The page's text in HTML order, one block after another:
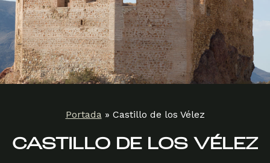
Portada» Castillo de los Vélez
CASTILLO DE LOS VÉLEZ